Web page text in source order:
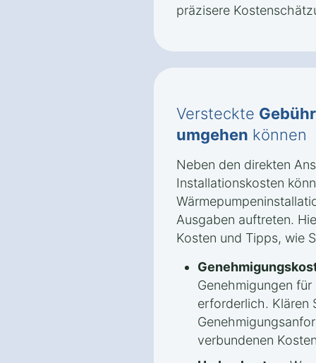
präzisere
Versteckte
umgehen können
Neben den direkten
Installationskosten
Ausgaben auftreten.
Kosten und Tipps, wie
Genehmigungen
erforderlich. Klären
verbundenen